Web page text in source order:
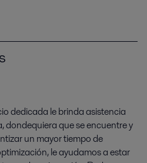
dedicada le brinda asistencia
dondequiera que se encuentre y
un mayor tiempo de
le ayudamos a estar